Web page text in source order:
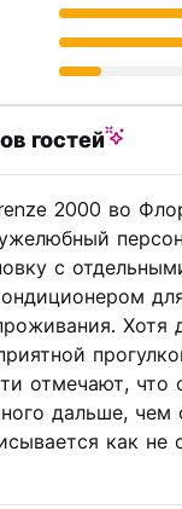
гостей
2000 во
с
Хотя
отмечают, что
дальше, чем
как не